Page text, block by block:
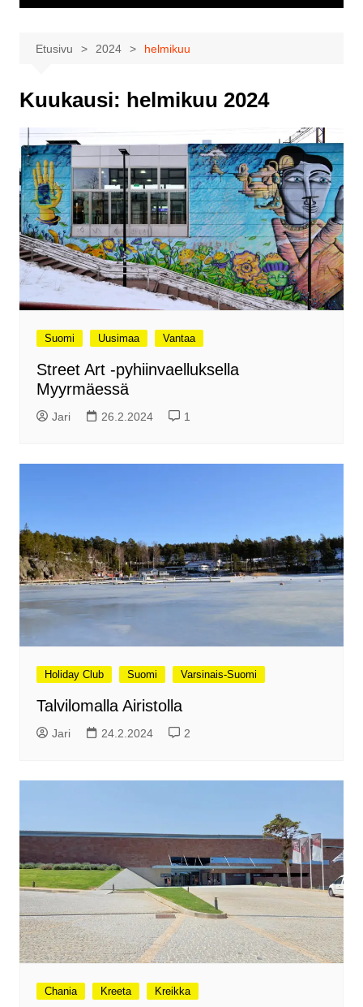
Etusivu 2024 helmikuu
Kuukausi: helmikuu 2024
Suomi Uusimaa Vantaa
Street Art -pyhiinvaelluksella
Myyrmäessä
Jari 26.2.2024 1
Holiday Club Suomi Varsinais-Suomi
Talvilomalla Airistolla
Jari 24.2.2024 2
Chania Kreeta Kreikka